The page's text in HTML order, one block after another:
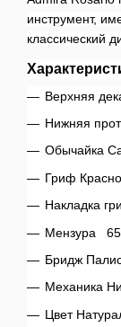
инструмент,
классический
Верхняя
Нижняя
Обычайка
Гриф
Накладка
Мензура
Бридж
Механика
Цвет